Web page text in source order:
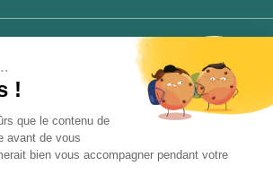
2779 AVIS
9.7/10
?
!
que le contenu de
avant de vous
bien vous accompagner pendant votre